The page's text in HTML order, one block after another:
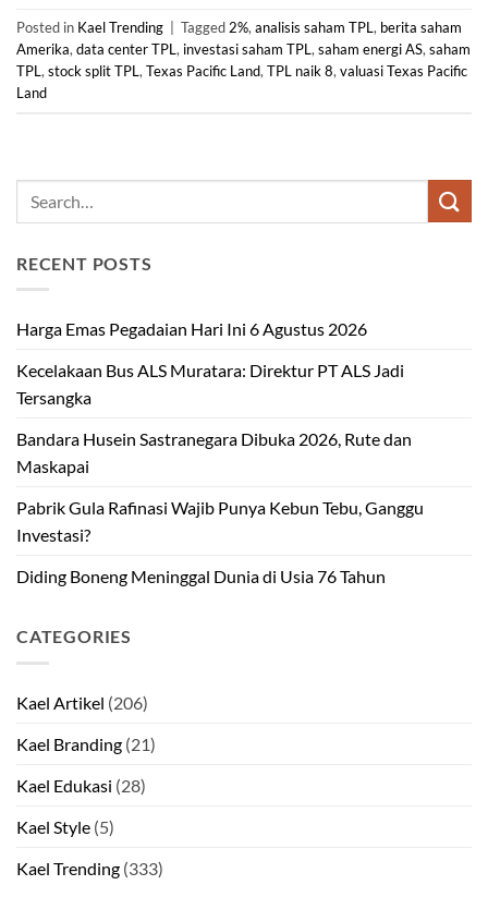
Posted in Kael Trending Tagged 2%, analisis saham TPL, berita saham
Amerika, data center TPL, investasi saham TPL, saham energi AS, saham
TPL, stock split TPL, Texas Pacific Land, TPL naik 8, valuasi Texas Pacific
Land
RECENT POSTS
Harga Emas Pegadaian Hari Ini 6 Agustus 2026
Kecelakaan Bus ALS Muratara: Direktur PT ALS Jadi
Tersangka
Bandara Husein Sastranegara Dibuka 2026, Rute dan
Maskapai
Pabrik Gula Rafinasi Wajib Punya Kebun Tebu, Ganggu
Investasi?
Diding Boneng Meninggal Dunia di Usia 76 Tahun
CATEGORIES
Kael Artikel (206)
Kael Branding (21)
Kael Edukasi (28)
Kael Style (5)
Kael Trending (333)